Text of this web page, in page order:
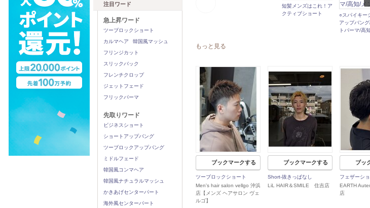
注目ワード
急上昇ワード
ツーブロックショート
カルマヘア
韓国風マッシュ
フリンジカット
スリックバック
フレンチクロップ
ジェットフェード
フリックパーマ
先取りワード
ビジネスショート
ショートアップバング
ツーブロックアップバング
ミドルフェード
韓国風コンマヘア
韓国風ナチュラルマッシュ
かきあげセンターパート
海外風センターパート
短髪メンズはこれ！ア
クティブショート
○スパイキー
アップバン
トパーマ/高
もっと見る
ブックマークする
ツーブロックショート
Men's hair salon vellgo 沖浜
店【メンズ ヘアサロン ヴェ
ルゴ】
ブックマークする
Short-抜きっぱなし
LiL HAIR＆SMILE 住吉店
ブッ
フェザーシ
EARTH
店